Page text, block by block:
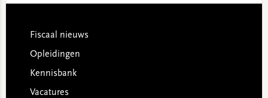
Footer
Fiscaal nieuws
Opleidingen
Kennisbank
Vacatures